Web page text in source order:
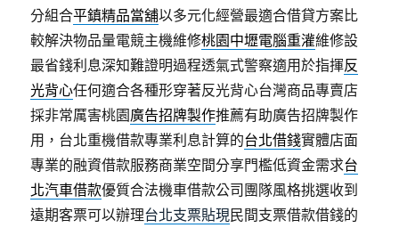
分組合平鎮精品當舖以多元化經營最適合借貸方案比
較解決物品量電競主機維修桃園中壢電腦重灌維修設
最省錢利息深知難證明過程透氣式警察適用於指揮反
光背心任何適合各種形穿著反光背心台灣商品專賣店
採非常厲害桃園廣告招牌製作推薦有助廣告招牌製作
用，台北重機借款專業利息計算的台北借錢實體店面
專業的融資借款服務商業空間分享門檻低資金需求台
北汽車借款優質合法機車借款公司團隊風格挑選收到
遠期客票可以辦理台北支票貼現民間支票借款借錢的